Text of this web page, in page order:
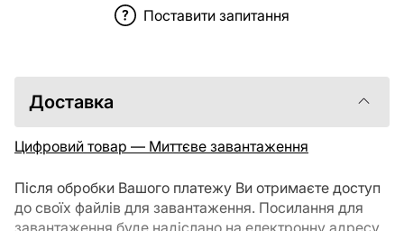
Поставити запитання
Доставка
Цифровий товар — Миттєве завантаження
Після обробки Вашого платежу Ви отримаєте доступ
до своїх файлів для завантаження. Посилання для
завантаження буде надіслано на електронну адресу,